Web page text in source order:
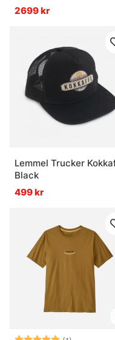
2699 kr
Lemmel Trucker
Black
499 kr